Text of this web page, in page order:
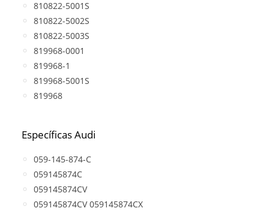
810822-5001S
810822-5002S
810822-5003S
819968-0001
819968-1
819968-5001S
819968
Específicas Audi
059-145-874-C
059145874C
059145874CV
059145874CV 059145874CX